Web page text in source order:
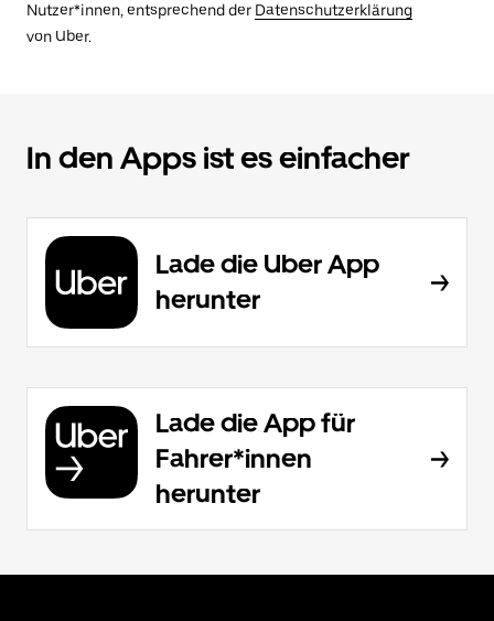
Nutzer*innen, entsprechend der Datenschutzerklärung
von Uber.
In den Apps ist es einfacher
Lade die Uber App
herunter
Lade die App für
Fahrer*innen
herunter